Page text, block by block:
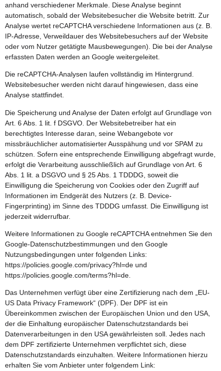
anhand verschiedener Merkmale. Diese Analyse beginnt
automatisch, sobald der Websitebesucher die Website betritt. Zur
Analyse wertet reCAPTCHA verschiedene Informationen aus (z. B.
IP-Adresse, Verweildauer des Websitebesuchers auf der Website
oder vom Nutzer getätigte Mausbewegungen). Die bei der Analyse
erfassten Daten werden an Google weitergeleitet.
Die reCAPTCHA-Analysen laufen vollständig im Hintergrund.
Websitebesucher werden nicht darauf hingewiesen, dass eine
Analyse stattfindet.
Die Speicherung und Analyse der Daten erfolgt auf Grundlage von
Art. 6 Abs. 1 lit. f DSGVO. Der Websitebetreiber hat ein
berechtigtes Interesse daran, seine Webangebote vor
missbräuchlicher automatisierter Ausspähung und vor SPAM zu
schützen. Sofern eine entsprechende Einwilligung abgefragt wurde,
erfolgt die Verarbeitung ausschließlich auf Grundlage von Art. 6
Abs. 1 lit. a DSGVO und § 25 Abs. 1 TDDDG, soweit die
Einwilligung die Speicherung von Cookies oder den Zugriff auf
Informationen im Endgerät des Nutzers (z. B. Device-
Fingerprinting) im Sinne des TDDDG umfasst. Die Einwilligung ist
jederzeit widerrufbar.
Weitere Informationen zu Google reCAPTCHA entnehmen Sie den
Google-Datenschutzbestimmungen und den Google
Nutzungsbedingungen unter folgenden Links:
https://policies.google.com/privacy?hl=de und
https://policies.google.com/terms?hl=de
Das Unternehmen verfügt über eine Zertifizierung nach dem „EU-
US Data Privacy Framework“ (DPF). Der DPF ist ein
Übereinkommen zwischen der Europäischen Union und den USA,
der die Einhaltung europäischer Datenschutzstandards bei
Datenverarbeitungen in den USA gewährleisten soll. Jedes nach
dem DPF zertifizierte Unternehmen verpflichtet sich, diese
Datenschutzstandards einzuhalten. Weitere Informationen hierzu
erhalten Sie vom Anbieter unter folgendem Link: